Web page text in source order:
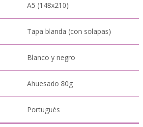
A5 (148x210)
Tapa blanda (con solapas)
Blanco y negro
Ahuesado 80g
Portugués